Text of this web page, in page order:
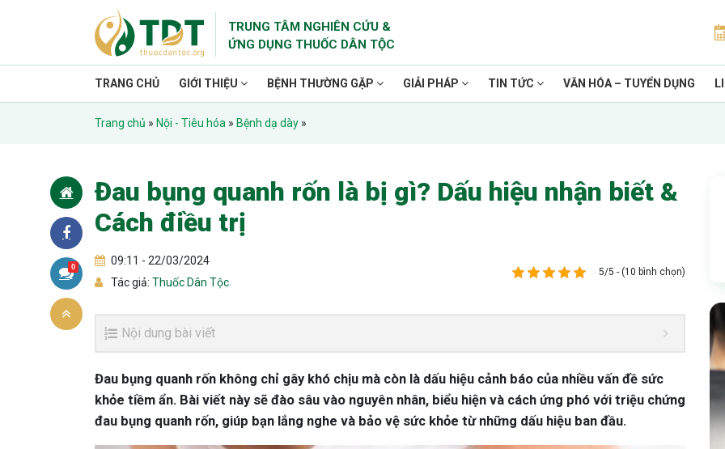
TRUNG TÂM NGHIÊN CỨU &
ỨNG DỤNG THUỐC DÂN TỘC
TRANG CHỦ GIỚI THIỆU BỆNH THƯỜNG GẶP GIẢI PHÁP TIN TỨC VĂN HÓA – TUYỂN DỤNG
Trang chủ » Nội - Tiêu hóa » Bệnh dạ dày »
Đau bụng quanh rốn là bị gì? Dấu hiệu nhận biết &
Cách điều trị
09:11 - 22/03/2024
Tác giả: Thuốc Dân Tộc
5/5 - (10 bình chọn)
0
Nội dung bài viết
Đau bụng quanh rốn không chỉ gây khó chịu mà còn là dấu hiệu cảnh báo của nhiều vấn đề sức
khỏe tiềm ẩn. Bài viết này sẽ đào sâu vào nguyên nhân, biểu hiện và cách ứng phó với triệu chứng
đau bụng quanh rốn, giúp bạn lắng nghe và bảo vệ sức khỏe từ những dấu hiệu ban đầu.